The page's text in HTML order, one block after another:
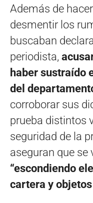
Además de
desmentir los
buscaban
periodista,
haber sustraído
del
corroborar sus
prueba distintos
seguridad de la
aseguran que se
“escondiendo
cartera y